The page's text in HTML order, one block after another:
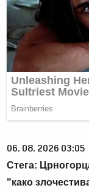
06. 08. 2026 03:05
Стега:
"како